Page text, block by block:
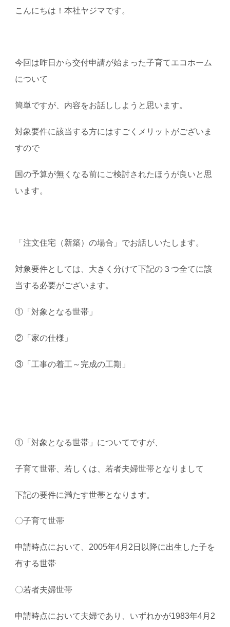
こんにちは！本社ヤジマです。
今回は昨日から交付申請が始まった子育てエコホーム
について
簡単ですが、内容をお話ししようと思います。
対象要件に該当する方にはすごくメリットがございま
すので
国の予算が無くなる前にご検討されたほうが良いと思
います。
「注文住宅（新築）の場合」でお話しいたします。
対象要件としては、大きく分けて下記の３つ全てに該
当する必要がございます。
①「対象となる世帯」
②「家の仕様」
③「工事の着工～完成の工期」
①「対象となる世帯」についてですが、
子育て世帯、若しくは、若者夫婦世帯となりまして
下記の要件に満たす世帯となります。
〇子育て世帯
申請時点において、2005年4月2日以降に出生した子を
有する世帯
〇若者夫婦世帯
申請時点において夫婦であり、いずれかが1983年4月2